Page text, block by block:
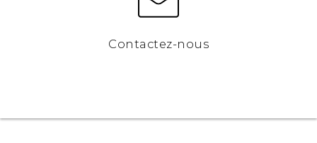
Contactez-nous